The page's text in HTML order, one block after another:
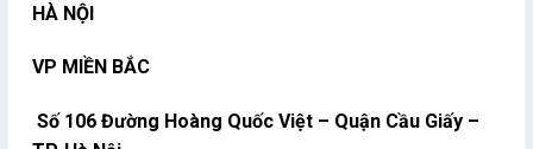
HÀ NỘI
VP MIỀN BẮC
Số 106 Đường Hoàng Quốc Việt – Quận Cầu Giấy –